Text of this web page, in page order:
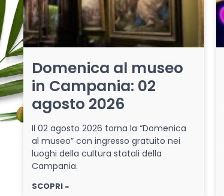
Domenica al museo
in Campania: 02
agosto 2026
Il 02 agosto 2026 torna la “Domenica
al museo” con ingresso gratuito nei
luoghi della cultura statali della
Campania.
SCOPRI »